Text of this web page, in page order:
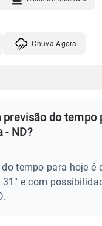
Chuva Agora
previsão do tempo
- ND?
tempo para hoje é
31° e com